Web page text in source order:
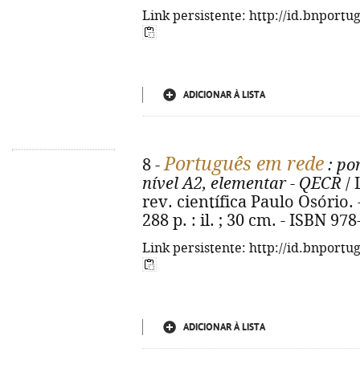
Link persistente: http://
ADICIONAR À LISTA
8 -Português em rede :
nível A2, elementar - QECR /
rev. científica Paulo Osório.
288 p. : il. ; 30 cm. - ISBN
Link persistente: http://
ADICIONAR À LISTA